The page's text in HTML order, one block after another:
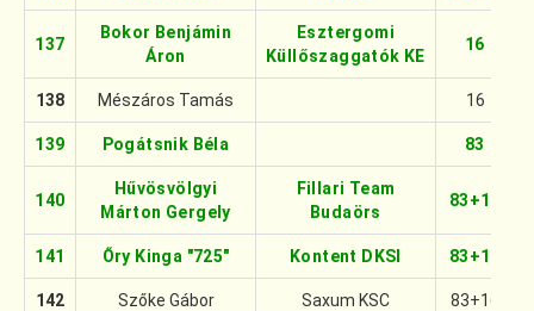
137
Bokor Benjámin
Áron
Esztergomi
Küllőszaggatók KE
16
138 Mészáros Tamás 16
139 Pogátsnik Béla 83
140
Hűvösvölgyi
Márton Gergely
Fillari Team
Budaörs
83+16
141 Őry Kinga "725" Kontent DKSI 83+16
142 Szőke Gábor Saxum KSC 83+16